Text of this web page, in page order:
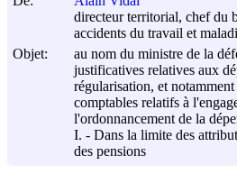
directeur territorial, chef du
accidents du travail et
Objet:
au nom du ministre de la
justificatives relatives aux
régularisation, et
comptables relatifs à
l'ordonnancement de la
I. - Dans la limite des
des pensions